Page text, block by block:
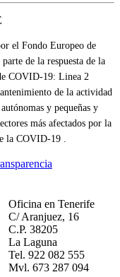
el Fondo Europeo de
de la respuesta de la
COVID-19: Linea 2
de la actividad
y pequeñas y
más afectados por la
la COVID-19 .
Oficina en Tenerife
C/ Aranjuez, 16
C.P. 38205
La Laguna
Tel. 922 082 555
Mvl. 673 287 094